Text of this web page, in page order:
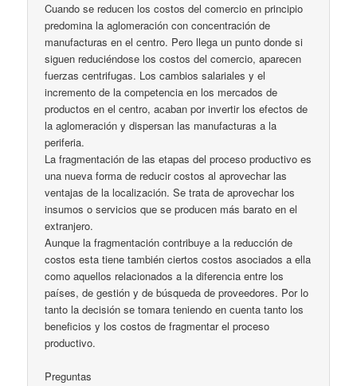
Cuando se reducen los costos del comercio en principio
predomina la aglomeración con concentración de
manufacturas en el centro. Pero llega un punto donde si
siguen reduciéndose los costos del comercio, aparecen
fuerzas centrifugas. Los cambios salariales y el
incremento de la competencia en los mercados de
productos en el centro, acaban por invertir los efectos de
la aglomeración y dispersan las manufacturas a la
periferia.
La fragmentación de las etapas del proceso productivo es
una nueva forma de reducir costos al aprovechar las
ventajas de la localización. Se trata de aprovechar los
insumos o servicios que se producen más barato en el
extranjero.
Aunque la fragmentación contribuye a la reducción de
costos esta tiene también ciertos costos asociados a ella
como aquellos relacionados a la diferencia entre los
países, de gestión y de búsqueda de proveedores. Por lo
tanto la decisión se tomara teniendo en cuenta tanto los
beneficios y los costos de fragmentar el proceso
productivo.
Preguntas